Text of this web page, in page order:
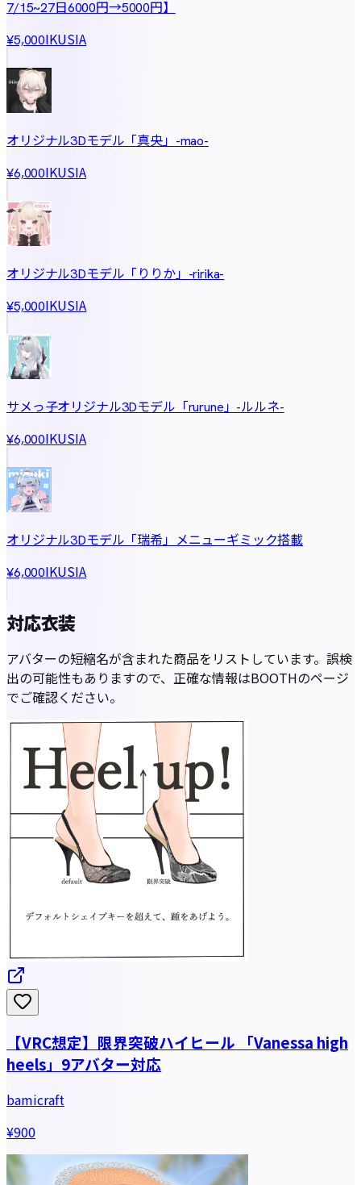
7/15~27日6000円→5000円】
¥5,000IKUSIA
オリジナル3Dモデル「真央」-mao-
¥6,000IKUSIA
オリジナル3Dモデル「りりか」-ririka-
¥5,000IKUSIA
サメっ子オリジナル3Dモデル「rurune」-ルルネ-
¥6,000IKUSIA
オリジナル3Dモデル「瑞希」メニューギミック搭載
¥6,000IKUSIA
対応衣装
アバターの短縮名が含まれた商品をリストしています。誤検
出の可能性もありますので、正確な情報はBOOTHのページ
でご確認ください。
【VRC想定】限界突破ハイヒール 「Vanessa high
heels」9アバター対応
bamicraft
¥900